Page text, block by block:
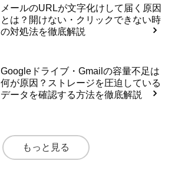
メールのURLが文字化けして届く原因
とは？開けない・クリックできない時
の対処法を徹底解説
Googleドライブ・Gmailの容量不足は
何が原因？ストレージを圧迫している
データを確認する方法を徹底解説
もっと見る